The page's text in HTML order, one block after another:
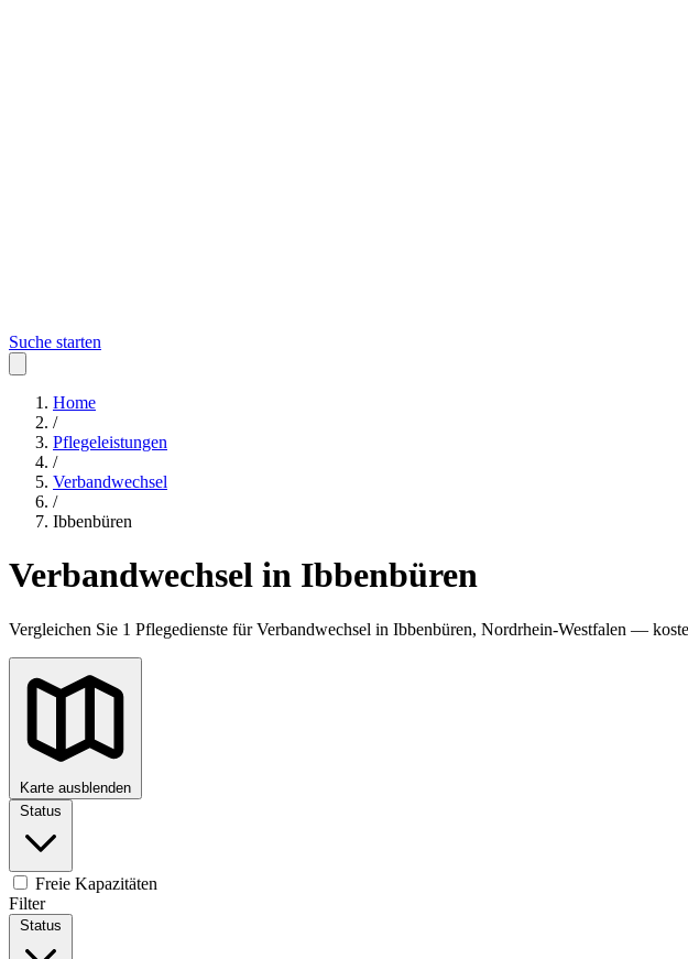
Suche starten
Home
/
Pflegeleistungen
/
Verbandwechsel
/
Ibbenbüren
Verbandwechsel in Ibbenbüren
Vergleichen Sie 1 Pflegedienste für Verbandwechsel in Ibbenbüren, Nordrhein-Westfalen —
Karte ausblenden
Status
Freie Kapazitäten
Filter
Status